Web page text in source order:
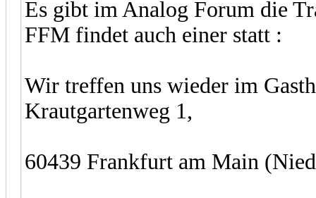
Es gibt im Analog Forum die
FFM findet auch einer statt :
Wir treffen uns wieder im
Krautgartenweg 1,
60439 Frankfurt am Main